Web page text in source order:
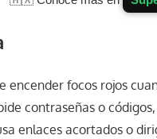
encender focos rojos
contraseñas o
enlaces acortados o